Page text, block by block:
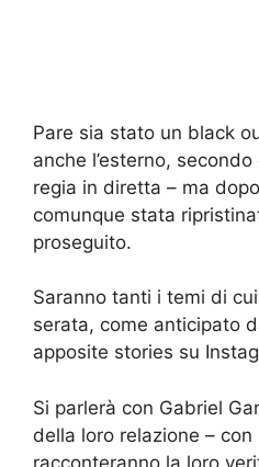
Pare sia stato un black
anche l’esterno,
regia in diretta – ma
comunque stata
proseguito.
Saranno tanti i temi di
serata, come anticipato
apposite stories su
Si parlerà con Gabriel
della loro relazione –
racconteranno la loro